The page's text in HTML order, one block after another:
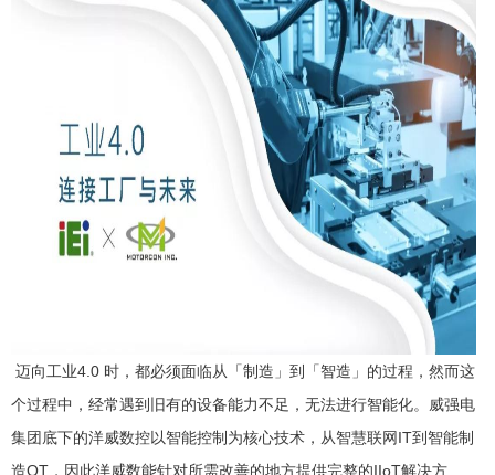
迈向工业4.0 时，都必须面临从「制造」到「智造」的过程，然而这
个过程中，经常遇到旧有的设备能力不足，无法进行智能化。威强电
集团底下的洋威数控以智能控制为核心技术，从智慧联网IT到智能制
造OT，因此洋威数能针对所需改善的地方提供完整的IIoT解决方